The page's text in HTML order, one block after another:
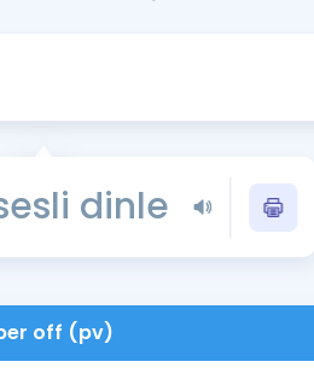
Tüm ÖSYM
YDS - YÖKDİL
İngilizce Gramer
dinle
off (pv)